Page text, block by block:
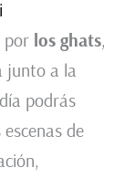
por los ghats,
junto a la
podrás
de